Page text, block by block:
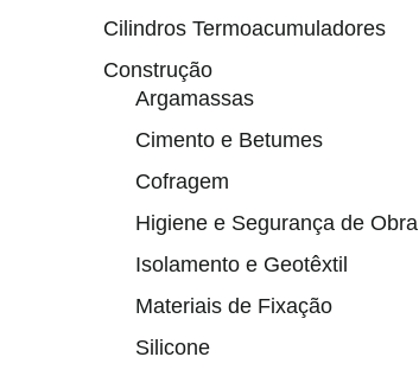
Cilindros Termoacumuladores
Construção
Argamassas
Cimento e Betumes
Cofragem
Higiene e Segurança de Obra
Isolamento e Geotêxtil
Materiais de Fixação
Silicone